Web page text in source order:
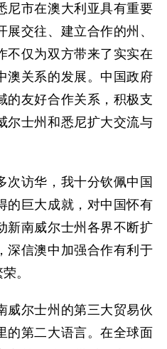
尼市在澳大利亚具有重要
交往、建立合作的州、
不仅为双方带来了实实在
澳关系的发展。中国政府
的友好合作关系，积极支
尔士州和悉尼扩大交流与
访华，我十分钦佩中国
的巨大成就，对中国怀有
新南威尔士州各界不断扩
深信澳中加强合作有利于
。
尔士州的第三大贸易伙
的第二大语言。在全球面